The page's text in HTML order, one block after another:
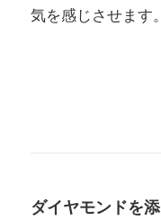
気を感じさせます。
ダイヤモンドを